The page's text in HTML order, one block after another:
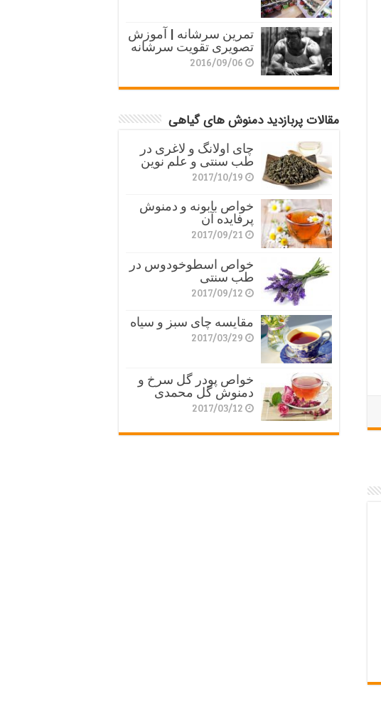
تمرین سرشانه | آموزش
تصویری تقویت سرشانه
2016/09/06
مقالات پربازدید دمنوش های گیاهی
چای اولانگ و لاغری در
طب سنتی و علم نوین
2017/10/19
خواص بابونه و دمنوش
پرفایده آن
2017/09/21
خواص اسطوخودوس در
طب سنتی
2017/09/12
مقایسه چای سبز و سیاه
2017/03/29
خواص پودر گل سرخ و
دمنوش گل محمدی
2017/03/12